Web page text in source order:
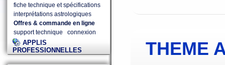
fiche technique et spécifications
interprétations astrologiques
Offres & commande en ligne
support technique
connexion
APPLIS
PROFESSIONNELLES
THEME